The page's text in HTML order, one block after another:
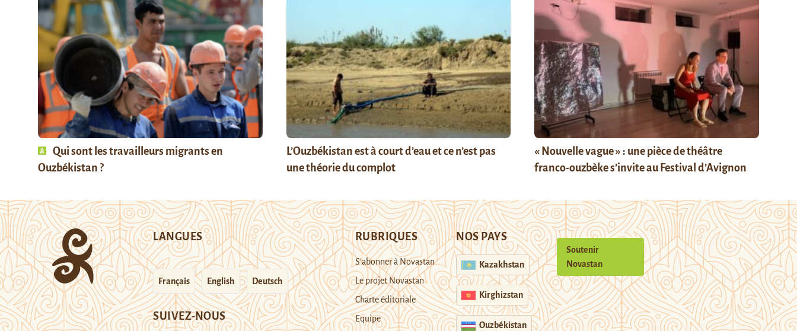
Qui sont les travailleurs migrants en
Ouzbékistan ?
L’Ouzbékistan est à court d’eau et ce n’est pas
une théorie du complot
« Nouvelle vague » : une pièce de théâtre
franco-ouzbèke s’invite au Festival d’Avignon
LANGUES
Français English Deutsch
SUIVEZ-NOUS
RUBRIQUES
S’abonner à Novastan
Le projet Novastan
Charte éditoriale
Equipe
NOS PAYS
Kazakhstan
Kirghizstan
Ouzbékistan
Soutenir
Novastan